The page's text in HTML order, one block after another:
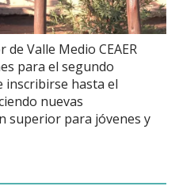
Valle Medio CEAER
para el segundo
inscribirse hasta el
nuevas
superior para jóvenes y